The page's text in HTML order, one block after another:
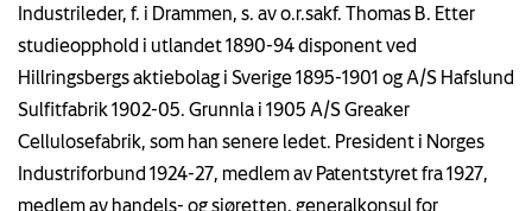
Industrileder, f. i Drammen, s. av o.r.sakf. Thomas B. Etter
studieopphold i utlandet 1890-94 disponent ved
Hillringsbergs aktiebolag i Sverige 1895-1901 og A/S Hafslund
Sulfitfabrik 1902-05. Grunnla i 1905 A/S Greaker
Cellulosefabrik, som han senere ledet. President i Norges
Industriforbund 1924-27, medlem av Patentstyret fra 1927,
medlem av handels- og sjøretten, generalkonsul for